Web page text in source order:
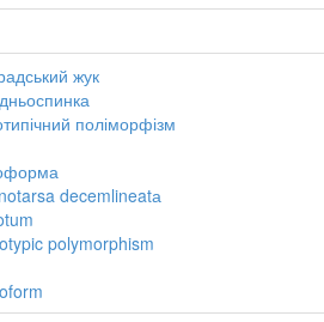
жук
поліморфізм
decemlineatа
polymorphism